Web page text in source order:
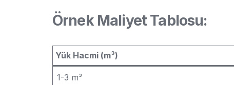
Örnek Maliyet Tablosu:
Yük Hacmi (m³)
1-3 m³